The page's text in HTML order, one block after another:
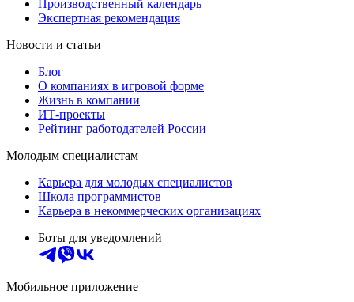
Производственный календарь
Экспертная рекомендация
Новости и статьи
Блог
О компаниях в игровой форме
Жизнь в компании
ИТ-проекты
Рейтинг работодателей России
Молодым специалистам
Карьера для молодых специалистов
Школа программистов
Карьера в некоммерческих организациях
Боты для уведомлений
Мобильное приложение